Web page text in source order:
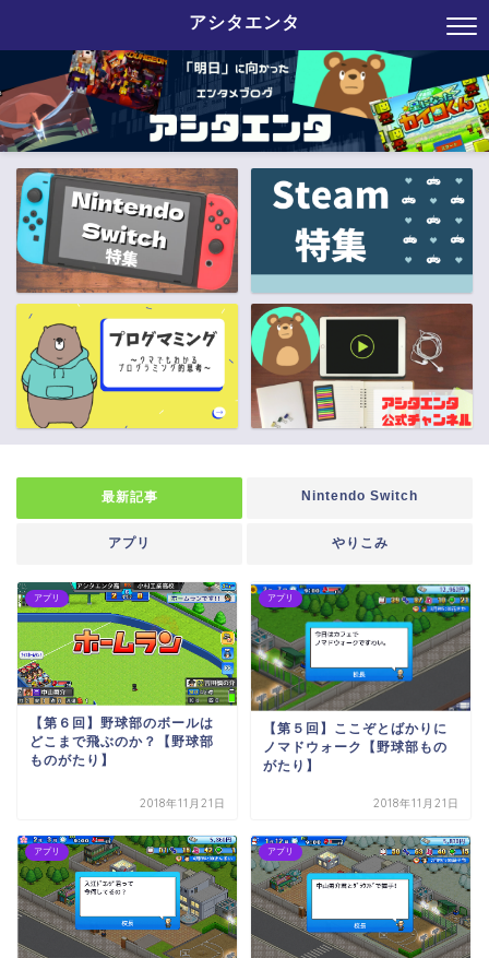
アシタエンタ
最新記事 Nintendo Switch
アプリ やりこみ
アプリ
【第６回】野球部のボールは
どこまで飛ぶのか？【野球部
ものがたり】
2018年11月21日
アプリ
【第５回】ここぞとばかりに
ノマドウォーク【野球部もの
がたり】
2018年11月21日
アプリ アプリ